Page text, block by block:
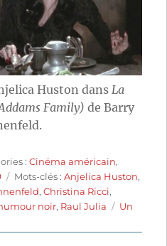
Huston dans La
Family) de Barry
:Cinéma américain,
Étiquettes
Mots-clés :Anjelica Huston,
,Christina Ricci,
noir, Raul Julia
Un